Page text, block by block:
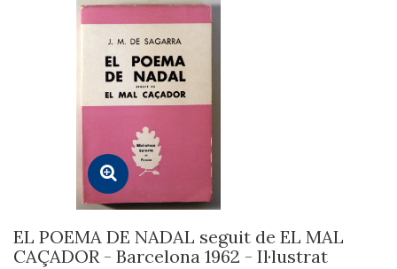
EL POEMA DE NADAL seguit de EL MAL
CAÇADOR - Barcelona 1962 - Il·lustrat